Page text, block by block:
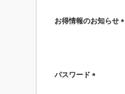
お得情報のお知らせ
パスワード